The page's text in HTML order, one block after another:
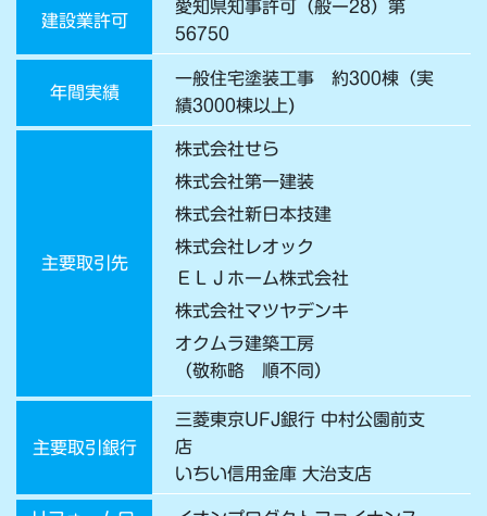
建設業許可
愛知県知事許可（般ー28）第
56750
年間実績
一般住宅塗装工事 約300棟（実
績3000棟以上)
主要取引先
株式会社せら
株式会社第一建装
株式会社新日本技建
株式会社レオック
ＥＬＪホーム株式会社
株式会社マツヤデンキ
オクムラ建築工房
（敬称略 順不同）
主要取引銀行
三菱東京UFJ銀行 中村公園前支
店
いちい信用金庫 大治支店